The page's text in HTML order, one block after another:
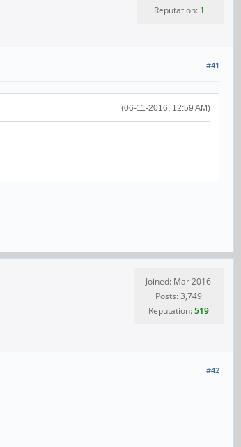
Reputation: 1
#41
(06-11-2016, 12:59 AM)
Joined: Mar 2016
Posts: 3,749
Reputation:519
#42